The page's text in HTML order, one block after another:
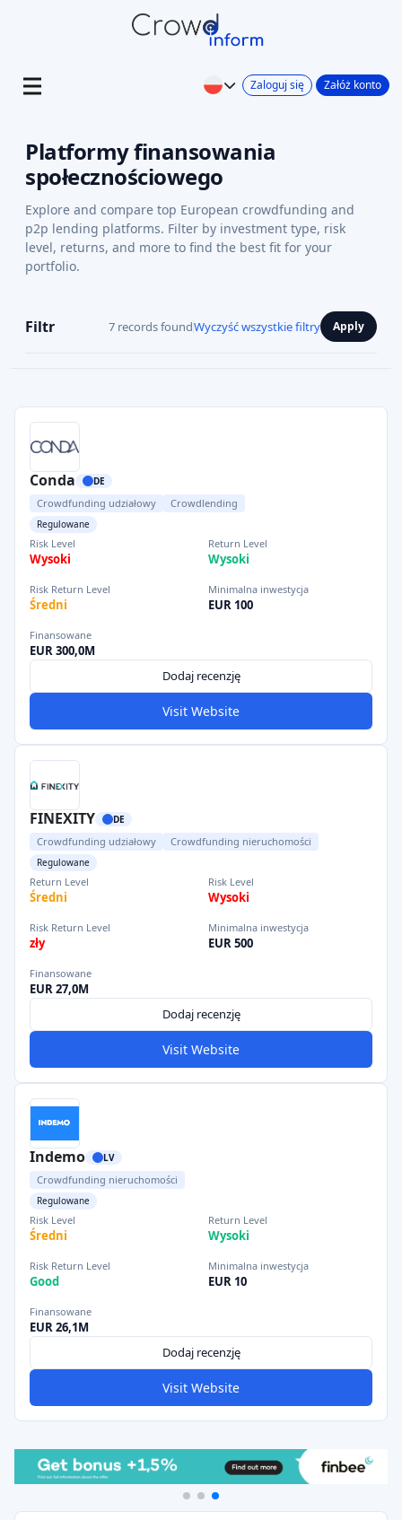
Zaloguj się Załóż konto
Platformy finansowania
społecznościowego
Explore and compare top European crowdfunding and
p2p lending platforms. Filter by investment type, risk
level, returns, and more to find the best fit for your
portfolio.
Filtr 7 records foundWyczyść wszystkie filtry Apply
Conda DE
Crowdfunding udziałowy Crowdlending
Regulowane
Risk Level
Wysoki
Return Level
Wysoki
Risk Return Level
Średni
Minimalna inwestycja
EUR 100
Finansowane
EUR 300,0M
Dodaj recenzję
Visit Website
FINEXITY DE
Crowdfunding udziałowy Crowdfunding nieruchomości
Regulowane
Return Level
Średni
Risk Level
Wysoki
Risk Return Level
zły
Minimalna inwestycja
EUR 500
Finansowane
EUR 27,0M
Dodaj recenzję
Visit Website
Indemo LV
Crowdfunding nieruchomości
Regulowane
Risk Level
Średni
Return Level
Wysoki
Risk Return Level
Good
Minimalna inwestycja
EUR 10
Finansowane
EUR 26,1M
Dodaj recenzję
Visit Website